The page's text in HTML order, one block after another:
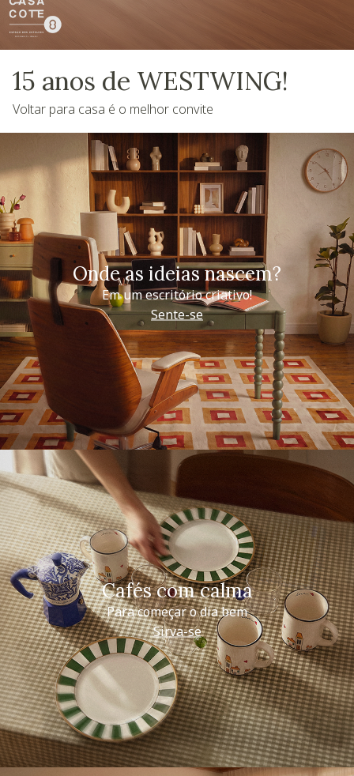
15 anos de WESTWING!
Voltar para casa é o melhor convite
Onde as ideias nascem?
Em um escritório criativo!
Sente-se
Cafés com calma
Para começar o dia bem
Sirva-se